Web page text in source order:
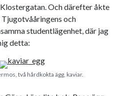
Och därefter åkte
och
studentlägenhet, där jag
detta:
två hårdkokta ägg, kaviar.